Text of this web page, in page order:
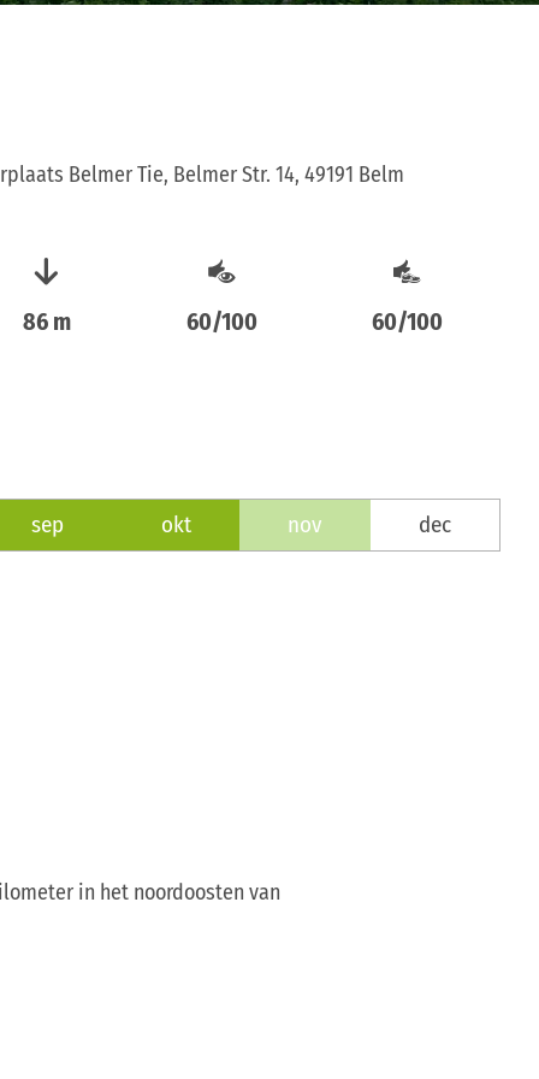
Belmer Tie, Belmer Str. 14, 49191 Belm
86 m 60/100 60/100
sep okt nov dec
in het noordoosten van